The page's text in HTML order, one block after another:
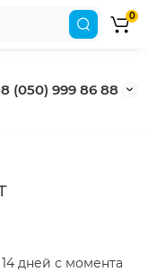
(050) 999 86 88
0
дней с момента